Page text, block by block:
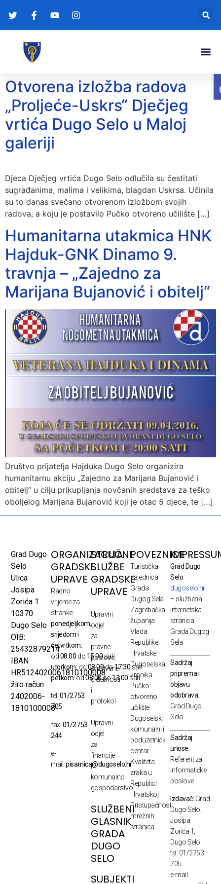
Otvorena izložba radova
„Proljeće-Uskrs“ Dječjeg
vrtića Dugo Selo u Maloj
galeriji
Djeca Dječjeg vrtića Dugo Selo odlučila su čestitati
sugrađanima, malima i velikima, blagdan Uskrsa. Učinila
su to danas svečano otvorenom izložbom svojih
radova, a koju je postavilo Pučko otvoreno učilište […]
Humanitarna utakmica HNK
Hajduk-GNK Dinamo 9.
travnja – „Zajedno za
Marijana Bujanović i obitelj“
Društvo prijatelja Hajduka Dugo Selo organizira
humanitarnu akciju „Zajedno za Marijana Bujanović i
obitelj“ u cilju prikupljanja novčanih sredstava za teško
oboljelog Marijana Bujanović koji je otac 5 djece, te […]
Grad Dugo
Selo
Ulica
Josipa
Zorića 1
10370
Dugo Selo
OIB:
25432879214
IBAN
HR5124020061810100008
žiro račun
2402006-
1810100008
ORGANIZACIJA
GRADSKE
UPRAVE
Radno
vrijeme za
stranke:
ponedjeljkom,
srijedom i
četvrtkom:
od08:00 do 15:00sati
utorkom: od08:00do17:30sati
petkom:od08:00do13:00 sati
tel:01/2753
705
fax:01/2753
244
e-
mail:pisarnica@dugoselo.hr
STRUČNE
SLUŽBE
GRADSKE
UPRAVE
Upravni
odjel
za
pravne
poslove,
društvene
djelatnosti
i
protokol
Upravni
odjel
za
financije
i
komunalno
gospodarstvo
SLUŽBENI
GLASNIK
GRADA
DUGO
SELO
SUBJEKTI
POVEZNICE
Turistička
zajednica
Grada
Dugog Sela
Zagrebačka
županija
Vlada
Republike
Hrvatske
Dugoselska
kronika
Pučko
otvoreno
učilište
Dugoselski
komunalni i
poduzetnički
centar
Kvaliteta
zraka u
Republici
Hrvatskoj
Pristupačnost
mrežnih
stranica
Grad Dugo
Selo
dugoselo.hr
– službena
internetska
stranica
Grada Dugog
Sela
Sadržaj
priprema i
objavu
odobrava:
Grad Dugo
Selo
Sadržaj
unose:
Referent za
informatičke
poslove
Izdavač: Grad
Dugo Selo,
Josipa
Zorića 1,
Dugo Selo
tel: 01/2753
705
e-mail: